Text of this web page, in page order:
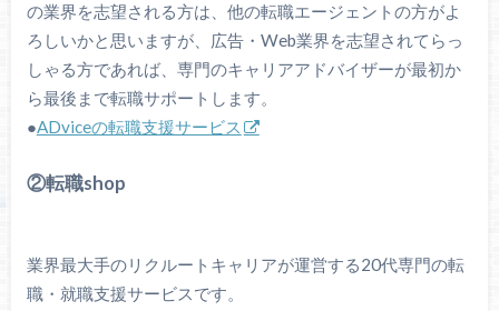
の業界を志望される方は、他の転職エージェントの方がよ
ろしいかと思いますが、広告・Web業界を志望されてらっ
しゃる方であれば、専門のキャリアアドバイザーが最初か
ら最後まで転職サポートします。
●ADviceの転職支援サービス
②転職shop
業界最大手のリクルートキャリアが運営する20代専門の転
職・就職支援サービスです。